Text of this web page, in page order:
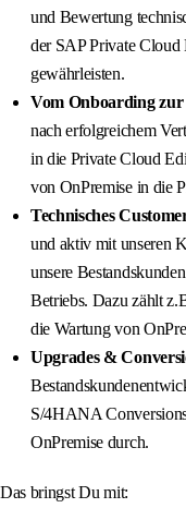
und Bewertung
der SAP Private Cloud
gewährleisten.
Vom Onboarding
nach erfolgreichem
in die Private Cloud
von OnPremise in die
Technisches
und aktiv mit unseren
unsere
Betriebs. Dazu zählt
die Wartung von
Upgrades &
S/4HANA
OnPremise durch.
Das bringst Du mit: